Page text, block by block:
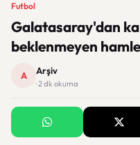
Futbol
Galatasaray'dan
beklenmeyen
A Arşiv
· 2 dk okuma